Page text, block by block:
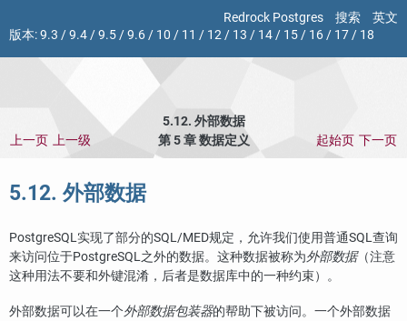
Redrock Postgres 搜索
英文
版本:9.3 /9.4/9.5/9.6/ 10 / 11 / 12/ 13 / 14/ 15/ 16/ 17/ 18
5.12. 外部数据
上一页 上一级 第 5 章 数据定义 起始页 下一页
5.12. 外部数据
PostgreSQL实现了部分的SQL/MED规定，允许我们使用普通SQL查询
来访问位于PostgreSQL之外的数据。这种数据被称为外部数据（注意
这种用法不要和外键混淆，后者是数据库中的一种约束）。
外部数据可以在一个外部数据包装器的帮助下被访问。一个外部数据